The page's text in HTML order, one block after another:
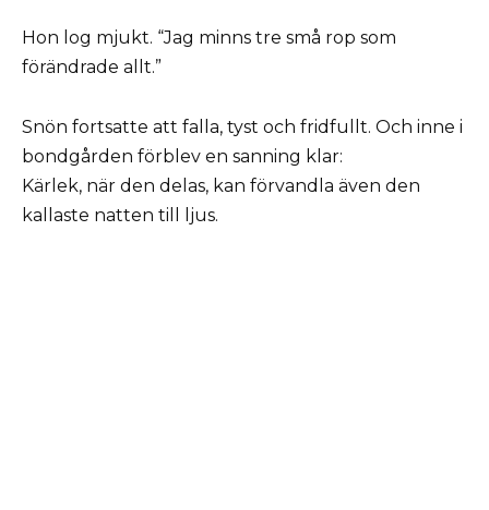
Hon log mjukt. “Jag minns tre små rop som
förändrade allt.”
Snön fortsatte att falla, tyst och fridfullt. Och inne i
bondgården förblev en sanning klar:
Kärlek, när den delas, kan förvandla även den
kallaste natten till ljus.